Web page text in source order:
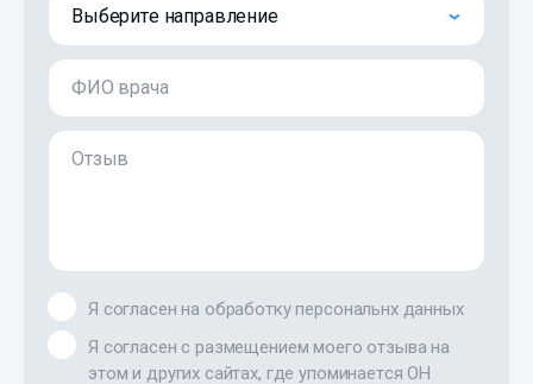
Выберите направление
ФИО врача
Отзыв
Я согласен на обработку персональнх данных
Я согласен с размещением моего отзыва на
этом и других сайтах, где упоминается ОН